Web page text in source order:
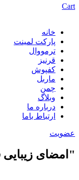
Cart
خانه
پارکت لمینت
ترمووال
قرنیز
کفپوش
ماربل
چمن
وبلاگ
درباره ما
ارتباط باما
عضویت
"امضای